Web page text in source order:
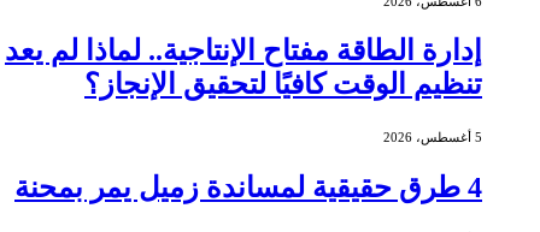
إدارة الطاقة مفتاح الإنتاجية.. لماذا لم يعد
تنظيم الوقت كافيًا لتحقيق الإنجاز؟
5 أغسطس، 2026
4 طرق حقيقية لمساندة زميل يمر بمحنة